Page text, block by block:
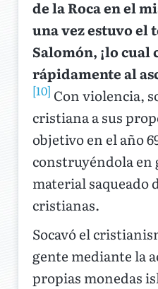
de la Roca en el
una vez estuvo el
Salomón, ¡lo cual
rápidamente al
[10] Con violencia,
cristiana a sus
objetivo en el año
construyéndola en
material saqueado
cristianas.
Socavó el
gente mediante la
propias monedas